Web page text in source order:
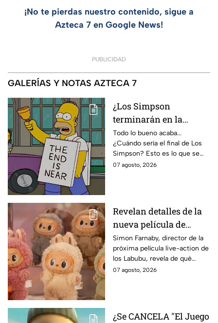
¡No te pierdas nuestro contenido, sigue a
Azteca 7 en Google News!
PUBLICIDAD
GALERÍAS Y NOTAS AZTECA 7
¿Los Simpson
terminarán en la
temporada 40? Actriz
de Bart Simpson da
IMPACTANTE
declaración
Todo lo bueno acaba...
¿Cuándo sería el final de Los
Simpson? Esto es lo que se
sabe:
07 agosto, 2026
Revelan detalles de la
nueva película de
Labubu: de qué tratará
y cuándo se estrena
Simon Farnaby, director de la
próxima película live-action de
los Labubu, revela de qué
tratará la cinta. Aquí te
07 agosto, 2026
¿Se CANCELA "El Juego